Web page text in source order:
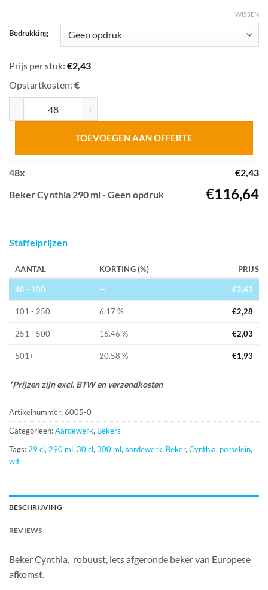
Bedrukking
WISSEN
Prijs per stuk: €2,43
Opstartkosten: €
TOEVOEGEN AAN OFFERTE
48x €2,43
Beker Cynthia 290 ml - Geen opdruk
€116,64
Staffelprijzen
AANTAL KORTING (%) PRIJS
48 - 100 — €2,43
101 - 250 6.17 % €2,28
251 - 500 16.46 % €2,03
501+ 20.58 % €1,93
*Prijzen zijn excl. BTW en verzendkosten
Artikelnummer:6005-0
Categorieën:Aardewerk, Bekers
Tags: 29 cl, 290 ml, 30 cl, 300 ml, aardewerk, Beker, Cynthia, porselein,
wit
BESCHRIJVING
REVIEWS
Beker Cynthia, robuust, iets afgeronde beker van Europese
afkomst.